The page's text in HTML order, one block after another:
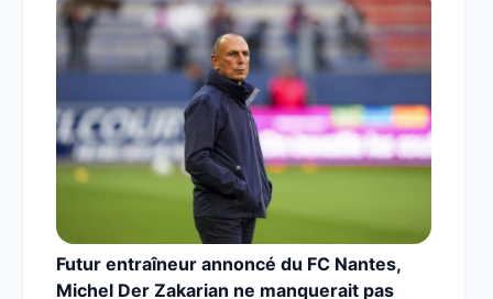
Futur entraîneur annoncé du FC Nantes,
Michel Der Zakarian ne manquerait pas